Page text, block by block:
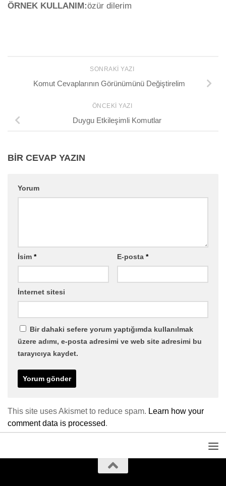
ÖRNEK KULLANIM:özür dilerim
SONRAKI YAZI
Komut Cevaplarının Görünümünü Değiştirelim
ÖNCEKI YAZI
Duygu Etkileşimli Komutlar
BIR CEVAP YAZIN
Yorum
İsim * E-posta *
İnternet sitesi
Bir dahaki sefere yorum yaptığımda kullanılmak
üzere adımı, e-posta adresimi ve web site adresimi bu
tarayıcıya kaydet.
This site uses Akismet to reduce spam. Learn how your
comment data is processed.